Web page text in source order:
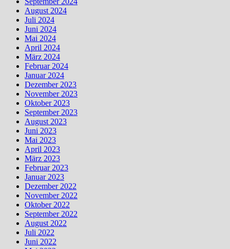
August 2024
Juli 2024
Juni 2024
Mai 2024
April 2024
März 2024
Februar 2024
Januar 2024
Dezember 2023
November 2023
Oktober 2023
September 2023
August 2023
Juni 2023
Mai 2023
April 2023
März 2023
Februar 2023
Januar 2023
Dezember 2022
November 2022
Oktober 2022
September 2022
August 2022
Juli 2022
Juni 2022